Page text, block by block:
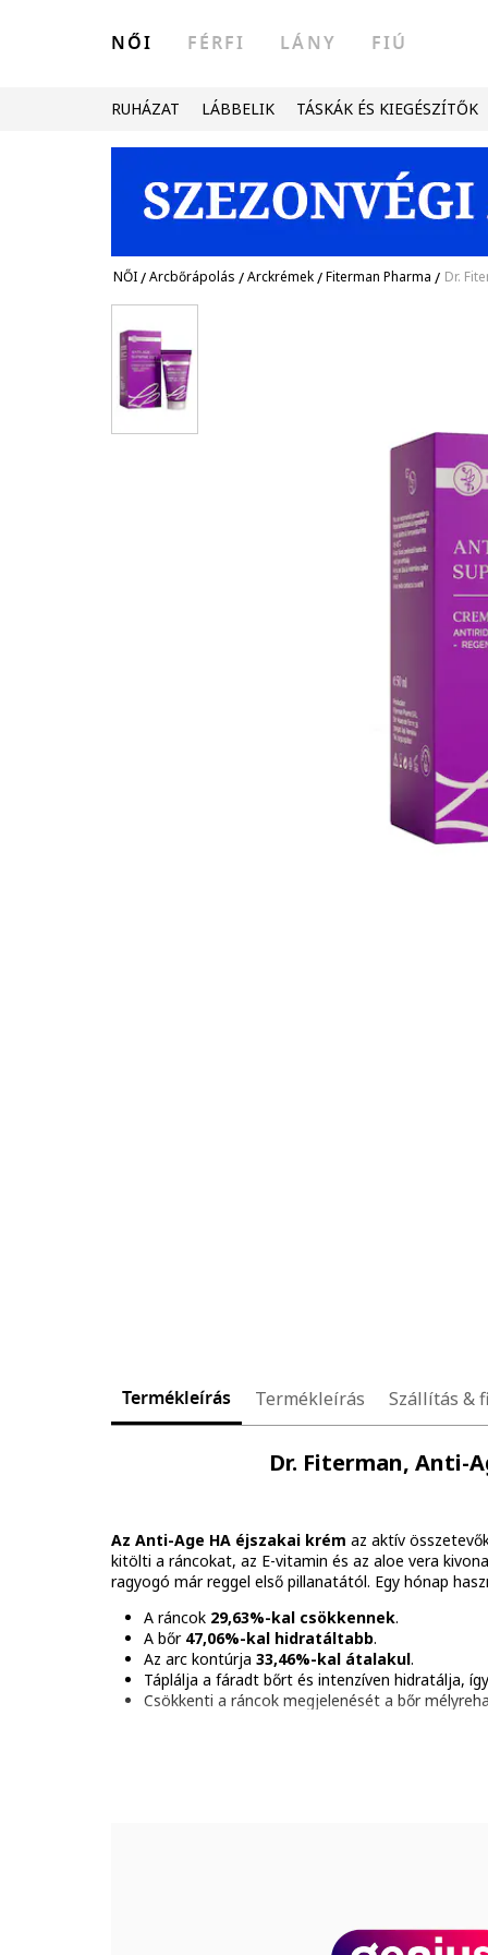
NŐI FÉRFI LÁNY FIÚ
RUHÁZAT LÁBBELIK TÁSKÁK ÉS KIEGÉSZÍTŐK
NŐI/Arcbőrápolás /Arckrémek/Fiterman Pharma / Dr.
Termékleírás Termékleírás Szállítás &
Dr. Fiterman, Anti-
Az Anti-Age HA éjszakai krém az aktív
kitölti a ráncokat, az E-vitamin és az aloe vera
ragyogó már reggel első pillanatától. Egy hónap
A ráncok 29,63%-kal csökkennek.
A bőr 47,06%-kal hidratáltabb.
Az arc kontúrja 33,46%-kal átalakul.
Táplálja a fáradt bőrt és intenzíven hidratálja,
Csökkenti a ráncok megjelenését a bőr
Serkenti a mikrocirkulációt és a bőr
100% az arcbőr fiatalosabbá válik